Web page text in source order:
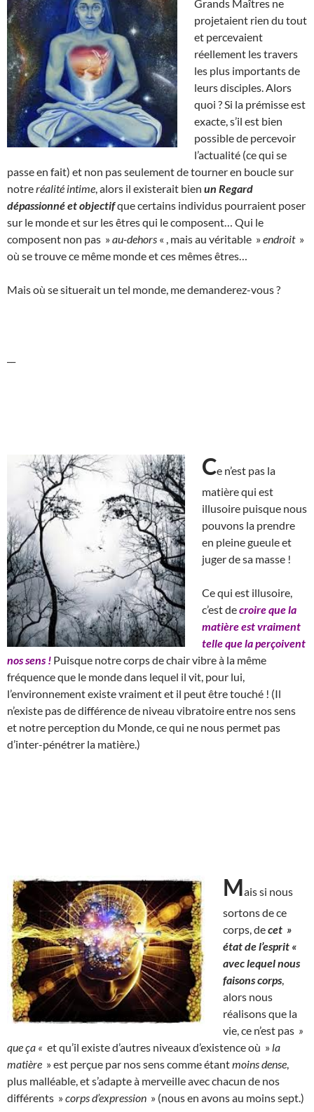
Grands Maîtres ne
projetaient rien du tout
et percevaient
réellement les travers
les plus importants de
leurs disciples. Alors
quoi ? Si la prémisse est
exacte, s’il est bien
possible de percevoir
l’actualité (ce qui se
passe en fait) et non pas seulement de tourner en boucle sur
notreréalité intime , alors il existerait bien un Regard
dépassionné et objectifque certains individus pourraient poser
sur le monde et sur les êtres qui le composent… Qui le
composent non pas »au-dehors « , mais au véritable »endroit »
où se trouve ce même monde et ces mêmes êtres…
Mais où se situerait un tel monde, me demanderez-vous ?
Ce n’est pas la
matière qui est
illusoire puisque nous
pouvons la prendre
en pleine gueule et
juger de sa masse !
Ce qui est illusoire,
c’est decroire que la
matière est vraiment
telle que la perçoivent
nos sens ! Puisque notre corps de chair vibre à la même
fréquence que le monde dans lequel il vit, pour lui,
l’environnement existe vraiment et il peut être touché ! (Il
n’existe pas de différence de niveau vibratoire entre nos sens
et notre perception du Monde, ce qui ne nous permet pas
d’inter-pénétrer la matière.)
Mais si nous
sortons de ce
corps, decet »
état de l’esprit «
avec lequel nous
faisons corps
alors nous
réalisons que la
vie, ce n’est pas »
que ça « et qu’il existe d’autres niveaux d’existence où » la
matière » est perçue par nos sens comme étantmoins dense
plus malléable, et s’adapte à merveille avec chacun de nos
différents »corps d’expression » (nous en avons au moins sept.)